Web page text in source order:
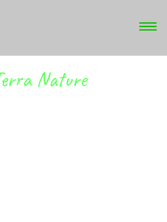
Nature